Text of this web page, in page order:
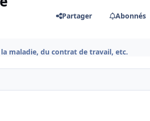
Partager Abonnés
maladie, du contrat de travail, etc.